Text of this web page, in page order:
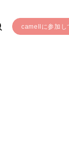
camellに参加し